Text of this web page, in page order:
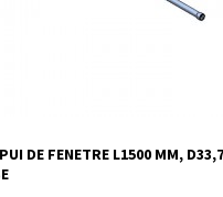
DE FENETRE L1500 MM,